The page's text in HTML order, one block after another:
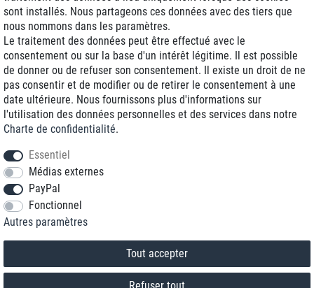
Frais d'expédition réduits
Reconditionnée avec garantie
+33 1 70 99 07 94 *
* Vous pouvez nous joindre aux tarifs locaux du lundi au vendredi de 9h à 18h.
sont installés. Nous partageons ces données avec des tiers que
nous nommons dans les paramètres.
Le traitement des données peut être effectué avec le
consentement ou sur la base d'un intérêt légitime. Il est possible
de donner ou de refuser son consentement. Il existe un droit de ne
pas consentir et de modifier ou de retirer le consentement à une
date ultérieure. Nous fournissons plus d'informations sur
l'utilisation des données personnelles et des services dans notre
Charte de confidentialité.
Essentiel
Médias externes
PayPal
Fonctionnel
Autres paramètres
Tout accepter